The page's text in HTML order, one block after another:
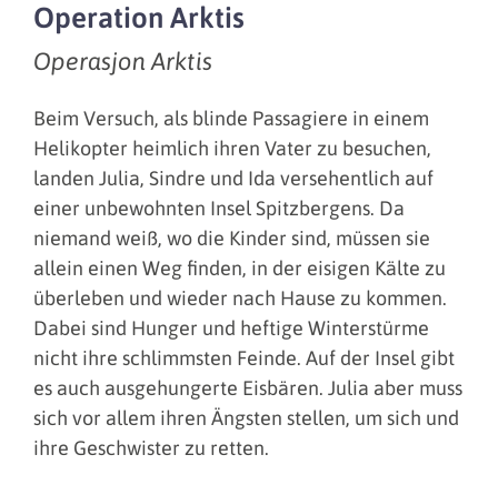
Operation Arktis
Operasjon Arktis
Beim Versuch, als blinde Passagiere in einem
Helikopter heimlich ihren Vater zu besuchen,
landen Julia, Sindre und Ida versehentlich auf
einer unbewohnten Insel Spitzbergens. Da
niemand weiß, wo die Kinder sind, müssen sie
allein einen Weg finden, in der eisigen Kälte zu
überleben und wieder nach Hause zu kommen.
Dabei sind Hunger und heftige Winterstürme
nicht ihre schlimmsten Feinde. Auf der Insel gibt
es auch ausgehungerte Eisbären. Julia aber muss
sich vor allem ihren Ängsten stellen, um sich und
ihre Geschwister zu retten.